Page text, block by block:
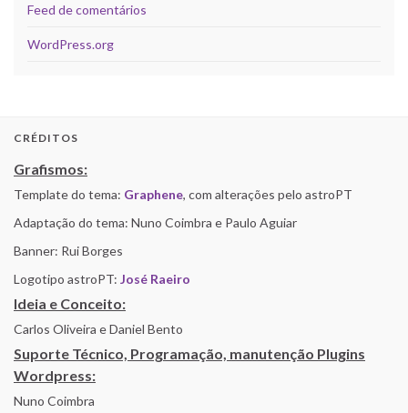
Feed de comentários
WordPress.org
CRÉDITOS
Grafismos:
Template do tema: Graphene, com alterações pelo astroPT
Adaptação do tema: Nuno Coimbra e Paulo Aguiar
Banner: Rui Borges
Logotipo astroPT: José Raeiro
Ideia e Conceito:
Carlos Oliveira e Daniel Bento
Suporte Técnico, Programação, manutenção Plugins
Wordpress:
Nuno Coimbra